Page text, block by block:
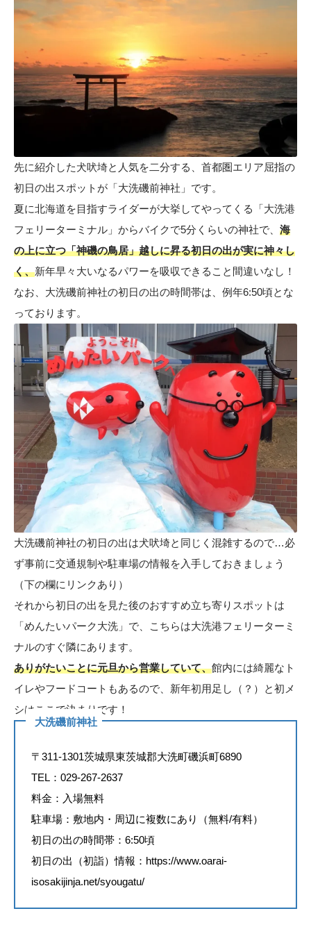
先に紹介した犬吠埼と人気を二分する、首都圏エリア屈指の
初日の出スポットが「大洗磯前神社」です。
夏に北海道を目指すライダーが大挙してやってくる「大洗港
フェリーターミナル」からバイクで5分くらいの神社で、 海
の上に立つ「神磯の鳥居」越しに昇る初日の出が実に神々し
く、新年早々大いなるパワーを吸収できること間違いなし！
なお、大洗磯前神社の初日の出の時間帯は、例年6:50頃とな
っております。
大洗磯前神社の初日の出は犬吠埼と同じく混雑するので…必
ず事前に交通規制や駐車場の情報を入手しておきましょう
（下の欄にリンクあり）
それから初日の出を見た後のおすすめ立ち寄りスポットは
「めんたいパーク大洗」で、こちらは大洗港フェリーターミ
ナルのすぐ隣にあります。
ありがたいことに元旦から営業していて、館内には綺麗なト
イレやフードコートもあるので、新年初用足し（？）と初メ
シはここで決まりです！
大洗磯前神社
〒311-1301茨城県東茨城郡大洗町磯浜町6890
TEL：029-267-2637
料金：入場無料
駐車場：敷地内・周辺に複数にあり（無料/有料）
初日の出の時間帯：6:50頃
初日の出（初詣）情報： https://www.oarai-
isosakijinja.net/syougatu/